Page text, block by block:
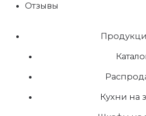
Отзывы
Кухни на